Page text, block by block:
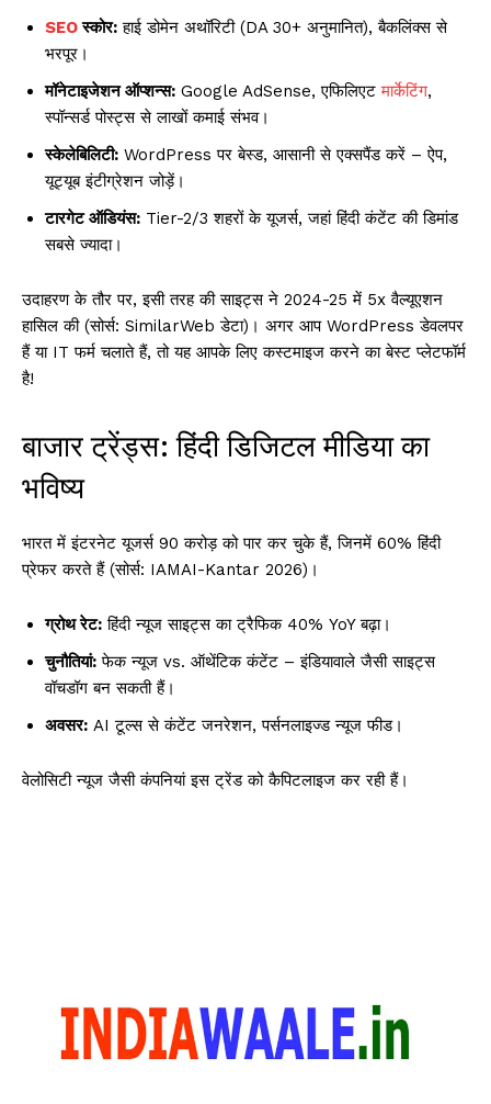
SEOस्कोर: हाई डोमेन अथॉरिटी (DA 30+ अनुमानित), बैकलिंक्स से
भरपूर।
मॉनेटाइजेशन ऑप्शन्स: Google AdSense, एफिलिएटमार्केटिंग,
स्पॉन्सर्ड पोस्ट्स से लाखों कमाई संभव।
स्केलेबिलिटी: WordPress पर बेस्ड, आसानी से एक्सपैंड करें – ऐप,
यूट्यूब इंटीग्रेशन जोड़ें।
टारगेट ऑडियंस: Tier-2/3 शहरों के यूजर्स, जहां हिंदी कंटेंट की डिमांड
सबसे ज्यादा।
उदाहरण के तौर पर, इसी तरह की साइट्स ने 2024-25 में 5x वैल्यूएशन
हासिल की (सोर्स: SimilarWeb डेटा)। अगर आप WordPress डेवलपर
हैं या IT फर्म चलाते हैं, तो यह आपके लिए कस्टमाइज करने का बेस्ट प्लेटफॉर्म
है!
बाजार ट्रेंड्स: हिंदी डिजिटल मीडिया का
भविष्य
भारत में इंटरनेट यूजर्स 90 करोड़ को पार कर चुके हैं, जिनमें 60% हिंदी
प्रेफर करते हैं (सोर्स: IAMAI-Kantar 2026)।
ग्रोथ रेट: हिंदी न्यूज साइट्स का ट्रैफिक 40% YoY बढ़ा।
चुनौतियां: फेक न्यूज vs. ऑथेंटिक कंटेंट – इंडियावाले जैसी साइट्स
वॉचडॉग बन सकती हैं।
अवसर: AI टूल्स से कंटेंट जनरेशन, पर्सनलाइज्ड न्यूज फीड।
वेलोसिटी न्यूज जैसी कंपनियां इस ट्रेंड को कैपिटलाइज कर रही हैं।